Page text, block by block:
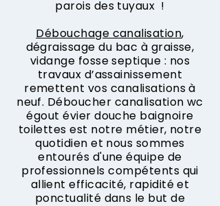
parois des tuyaux !
Débouchage canalisation,
dégraissage du bac à graisse,
vidange fosse septique : nos
travaux d’assainissement
remettent vos canalisations à
neuf. Déboucher canalisation wc
égout évier douche baignoire
toilettes est notre métier, notre
quotidien et nous sommes
entourés d'une équipe de
professionnels compétents qui
allient efficacité, rapidité et
ponctualité dans le but de